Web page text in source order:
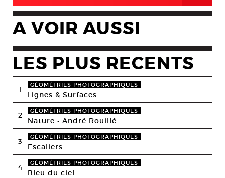
A VOIR AUSSI
LES PLUS RECENTS
1 GÉOMÉTRIES PHOTOGRAPHIQUES
Lignes & Surfaces
2 GÉOMÉTRIES PHOTOGRAPHIQUES
Nature • André Rouillé
3 GÉOMÉTRIES PHOTOGRAPHIQUES
Escaliers
4 GÉOMÉTRIES PHOTOGRAPHIQUES
Bleu du ciel